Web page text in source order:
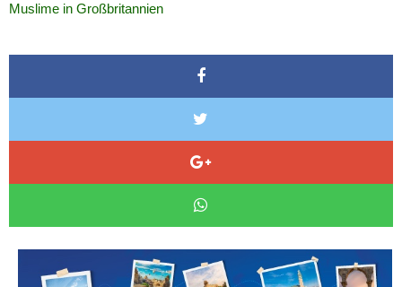
Muslime in Großbritannien